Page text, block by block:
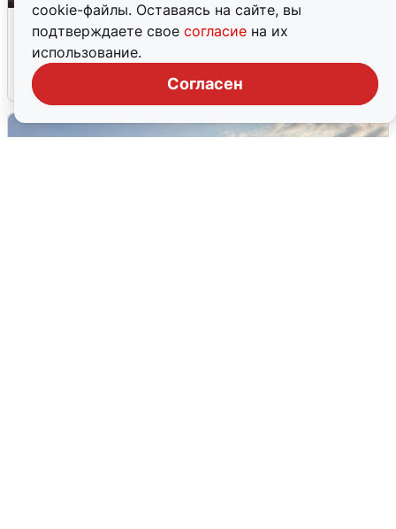
cookie-файлы. Оставаясь на сайте, вы
подтверждаете свое согласие на их
использование.
Согласен
Опубликована карта отключений
воды в Воронеже
6 августа